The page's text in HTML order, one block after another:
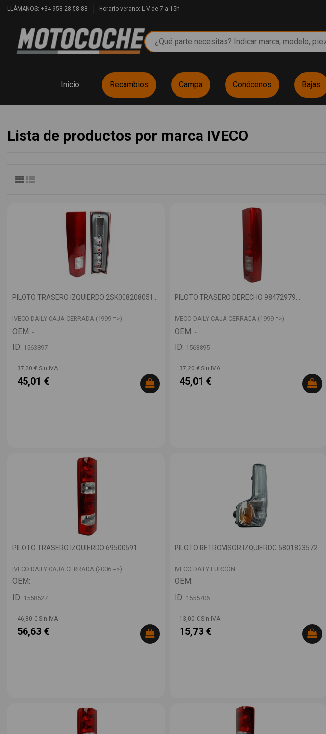
LLÁMANOS: +34 958 28 58 88 Horario verano: L-V de 7 a 15h
Inicio Recambios Campa Conócenos Bajas
Lista de productos por marca IVECO
PILOTO TRASERO IZQUIERDO 2SK008208051...
IVECO DAILY CAJA CERRADA (1999 =>)
OEM: -
ID: 1563897
37,20 € Sin IVA
45,01 €
PILOTO TRASERO DERECHO 98472979...
IVECO DAILY CAJA CERRADA (1999 =>)
OEM: -
ID: 1563895
37,20 € Sin IVA
45,01 €
PILOTO TRASERO IZQUIERDO 69500591...
IVECO DAILY CAJA CERRADA (2006 =>)
OEM: -
ID: 1558527
46,80 € Sin IVA
56,63 €
PILOTO RETROVISOR IZQUIERDO 5801823572...
IVECO DAILY FURGÓN
OEM: -
ID: 1555706
13,00 € Sin IVA
15,73 €